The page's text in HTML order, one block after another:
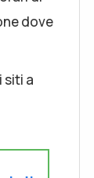
dove
siti a